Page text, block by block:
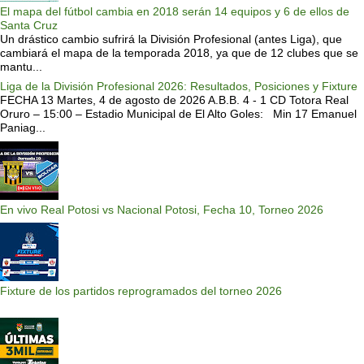
El mapa del fútbol cambia en 2018 serán 14 equipos y 6 de ellos de
Santa Cruz
Un drástico cambio sufrirá la División Profesional (antes Liga), que
cambiará el mapa de la temporada 2018, ya que de 12 clubes que se
mantu...
Liga de la División Profesional 2026: Resultados, Posiciones y Fixture
FECHA 13 Martes, 4 de agosto de 2026 A.B.B. 4 - 1 CD Totora Real
Oruro – 15:00 – Estadio Municipal de El Alto Goles: Min 17 Emanuel
Paniag...
En vivo Real Potosi vs Nacional Potosi, Fecha 10, Torneo 2026
Fixture de los partidos reprogramados del torneo 2026